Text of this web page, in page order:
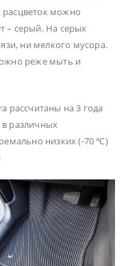
можно
– серый. На серых
ни мелкого мусора.
реже мыть и
рассчитаны на 3 года
в различных
низких (-70 ℃)